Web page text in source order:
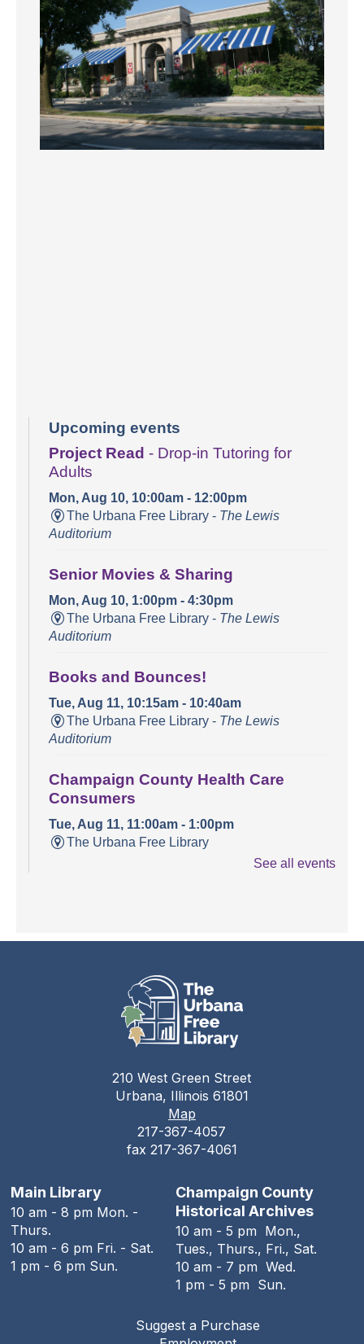
Upcoming events
Project Read - Drop-in Tutoring for
Adults
Mon, Aug 10, 10:00am - 12:00pm
The Urbana Free Library - The Lewis
Auditorium
Senior Movies & Sharing
Mon, Aug 10, 1:00pm - 4:30pm
The Urbana Free Library - The Lewis
Auditorium
Books and Bounces!
Tue, Aug 11, 10:15am - 10:40am
The Urbana Free Library - The Lewis
Auditorium
Champaign County Health Care
Consumers
Tue, Aug 11, 11:00am - 1:00pm
The Urbana Free Library
Auditorium
Stitching Circle
Tue, Aug 11, 5:00pm - 7:30pm
The Urbana Free Library -
Reading Room
The Urbana Free Library Board
Tue, Aug 11, 7:00pm - 9:00pm
The Urbana Free Library -The Lewis
The Family History Guide
Tue, Aug 11, 7:00pm - 8:00pm
Online
See all events
210 West Green Street
Urbana, Illinois 61801
Map
217-367-4057
fax 217-367-4061
Main Library
10 am - 8 pm Mon. -
Thurs.
10 am - 6 pm Fri. - Sat.
1 pm - 6 pm Sun.
Champaign County
Historical Archives
10 am - 5 pm Mon.,
Tues., Thurs., Fri., Sat.
10 am - 7 pm Wed.
1 pm - 5 pm Sun.
Suggest a Purchase